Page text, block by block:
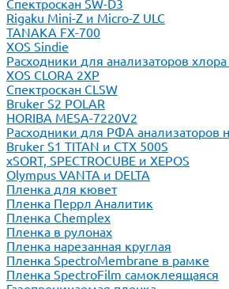
Спектроскан SW-D3
Rigaku Mini-Z и Micro-Z ULC
TANAKA FX-700
XOS Sindie
Расходники для анализаторов
XOS CLORA 2XP
Спектроскан CLSW
Bruker S2 POLAR
HORIBA MESA-7220V2
Расходники для РФА анализаторов
Bruker S1 TITAN и CTX 500S
xSORT, SPECTROCUBE и XEPOS
Olympus VANTA и DELTA
Пленка для кювет
Пленка Перрл Аналитик
Пленка Chemplex
Пленка в рулонах
Пленка нарезанная круглая
Пленка SpectroMembrane в рамке
Пленка SpectroFilm самоклеящаяся